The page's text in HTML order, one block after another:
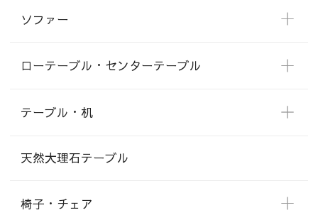
ソファー
ローテーブル・センターテーブル
テーブル・机
天然大理石テーブル
椅子・チェア